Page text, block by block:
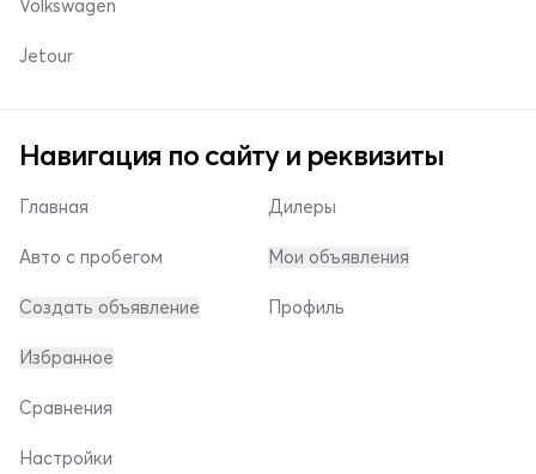
Volkswagen
Jetour
Навигация по сайту и реквизиты
Главная
Авто с пробегом
Создать объявление
Дилеры
Мои объявления
Профиль
Избранное
Сравнения
Настройки